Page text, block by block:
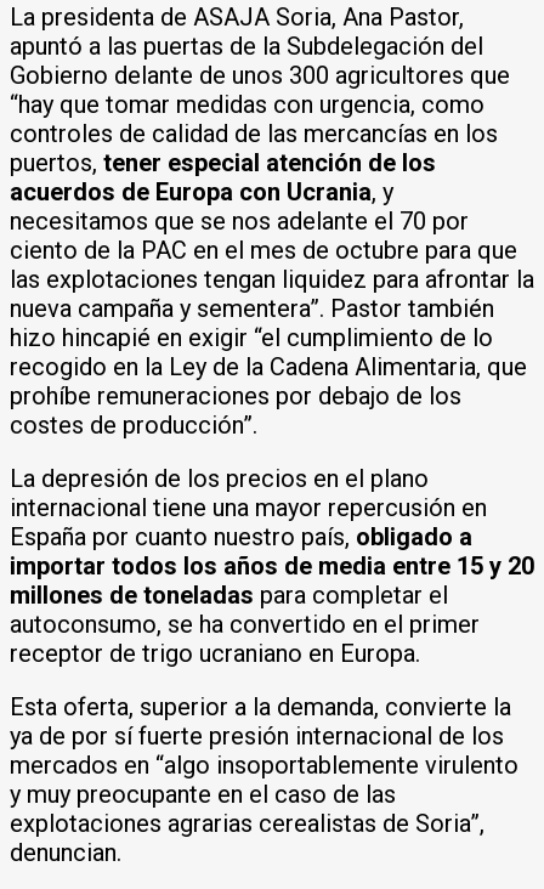
La presidenta de ASAJA Soria, Ana Pastor,
apuntó a las puertas de la Subdelegación del
Gobierno delante de unos 300 agricultores que
“hay que tomar medidas con urgencia, como
controles de calidad de las mercancías en los
puertos, tener especial atención de los
acuerdos de Europa con Ucrania, y
necesitamos que se nos adelante el 70 por
ciento de la PAC en el mes de octubre para que
las explotaciones tengan liquidez para afrontar la
nueva campaña y sementera”. Pastor también
hizo hincapié en exigir “el cumplimiento de lo
recogido en la Ley de la Cadena Alimentaria, que
prohíbe remuneraciones por debajo de los
costes de producción”.
La depresión de los precios en el plano
internacional tiene una mayor repercusión en
España por cuanto nuestro país, obligado a
importar todos los años de media entre 15 y 20
millones de toneladas para completar el
autoconsumo, se ha convertido en el primer
receptor de trigo ucraniano en Europa.
Esta oferta, superior a la demanda, convierte la
ya de por sí fuerte presión internacional de los
mercados en “algo insoportablemente virulento
y muy preocupante en el caso de las
explotaciones agrarias cerealistas de Soria”,
denuncian.